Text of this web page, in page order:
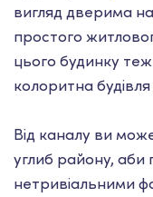
вигляд дверима
простого
цього будинку
колоритна
Від каналу ви
углиб району, аби
нетривіальними